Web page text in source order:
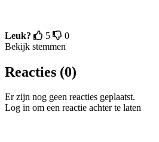
Leuk? 5
0
Bekijk stemmen
Reacties (0)
Er zijn nog geen reacties geplaatst.
Log in om een reactie achter te laten